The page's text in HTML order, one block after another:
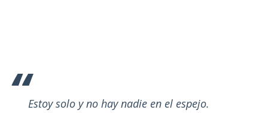
Estoy solo y no hay nadie en el espejo.